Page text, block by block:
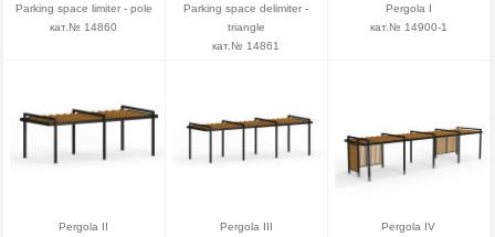
Parking space limiter - pole
кат.№ 14860
Parking space delimiter -
triangle
кат.№ 14861
Pergola I
кат.№ 14900-1
Pergola II
Pergola III
Pergola IV